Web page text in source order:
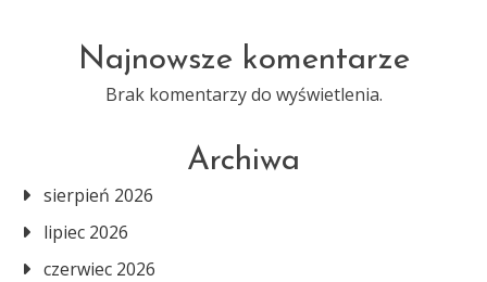
Najnowsze komentarze
Brak komentarzy do wyświetlenia.
Archiwa
sierpień 2026
lipiec 2026
czerwiec 2026